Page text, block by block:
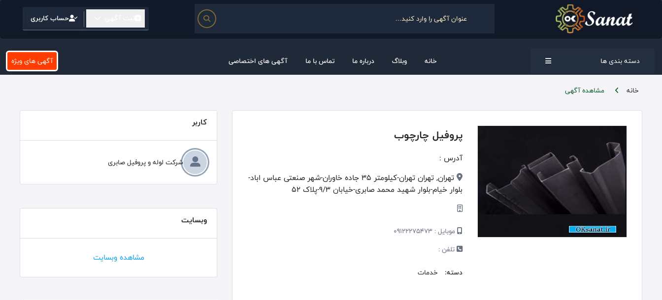
حساب کاربری
دسته بندی ها خانه وبلاگ درباره ما تماس با ما آگهی های اختصاصی آگهی های ویژه
خانه مشاهده آگهی
پروفیل چارچوب
آدرس :
تهران, تهران تهران-کیلومتر 35 جاده خاوران-شهر صنعتی عباس اباد-
بلوار خیام-بلوار شهید محمد صابری-خیابان 9/3-پلاک 52
موبایل : 09122275473
تلفن :
دسته:
خدمات
کاربر
شرکت لوله و پروفیل صابری
وبسایت
مشاهده وبسایت